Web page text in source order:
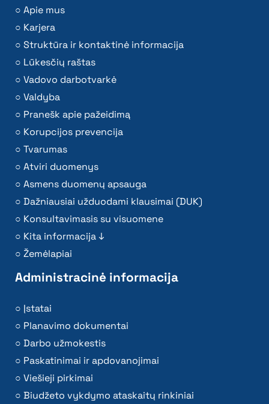
Apie mus
Karjera
Struktūra ir kontaktinė informacija
Lūkesčių raštas
Vadovo darbotvarkė
Valdyba
Pranešk apie pažeidimą
Korupcijos prevencija
Tvarumas
Atviri duomenys
Asmens duomenų apsauga
Dažniausiai užduodami klausimai (DUK)
Konsultavimasis su visuomene
Kita informacija ↓
Žemėlapiai
Administracinė informacija
Įstatai
Planavimo dokumentai
Darbo užmokestis
Paskatinimai ir apdovanojimai
Viešieji pirkimai
Biudžeto vykdymo ataskaitų rinkiniai